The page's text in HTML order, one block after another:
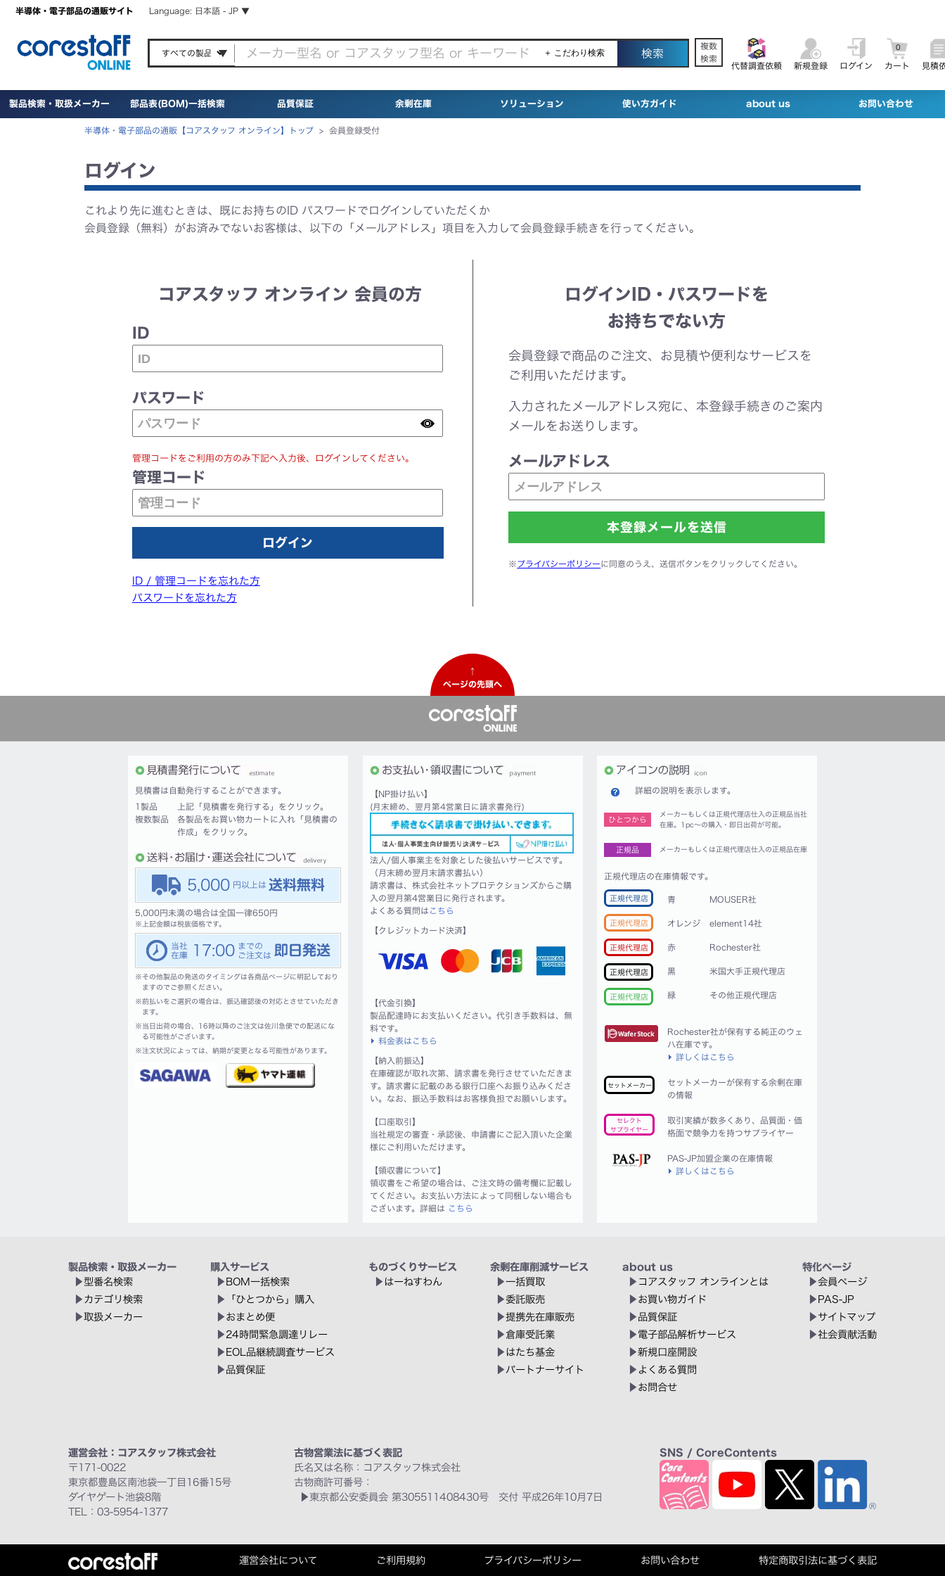
半導体・電子部品の通販サイト Language: 日本語 - JP ▼
＋ こだわり検索
複数
検索
代替調査依頼
新規登録 ログイン カート
0
見積
製品検索・取扱メーカー 部品表(BOM)一括検索 品質保証 余剰在庫 ソリューション 使い方ガイド about us お問い合わせ
半導体・電子部品の通販【コアスタッフ オンライン】トップ > 会員登録受付
ログイン
これより先に進むときは、既にお持ちのID パスワードでログインしていただくか
会員登録（無料）がお済みでないお客様は、以下の「メールアドレス」項目を入力して会員登録手続きを行ってください。
コアスタッフ オンライン 会員の方
ID
パスワード
管理コードをご利用の方のみ下記へ入力後、ログインしてください。
管理コード
ID / 管理コードを忘れた方
パスワードを忘れた方
ログインID・パスワードを
お持ちでない方
会員登録で商品のご注文、お見積や便利なサービスを
ご利用いただけます。
入力されたメールアドレス宛に、本登録手続きのご案内
メールをお送りします。
メールアドレス
※プライバシーポリシーに同意のうえ、送信ボタンをクリックしてください。
↑
ページの先頭へ
見積書は自動発行することができます。
1製品
上記「見積書を発行する」をクリック。
複数製品
各製品をお買い物カートに入れ「見積書の
作成」をクリック。
5,000
5,000円未満の場合は全国一律650円
※ 上記金額は税抜価格です。
17:00
※その他製品の発送のタイミングは各商品ページに明記しており
ますのでご参照ください。
※前払いをご選択の場合は、振込確認後の対応とさせていただき
ます。
※ 当日出荷の場合、16時以降のご注文は佐川急便での配送にな
る可能性がございます。
※注文状況によっては、納期が変更となる可能性があります。
【NP掛け払い】
(月末締め、翌月第4営業日に請求書発行)
法人/個人事業主を対象とした後払いサービスです。
（月末締め翌月末請求書払い）
請求書は、株式会社ネットプロテクションズからご購
入の翌月第4営業日に発行されます。
よくある質問は こちら
【クレジットカード決済】
【代金引換】
製品配達時にお支払いください。代引き手数料は、無
料です。
料金表はこちら
【納入前振込】
在庫確認が取れ次第、請求書を発行させていただきま
す。請求書に記載のある銀行口座へお振り込みくださ
い。なお、振込手数料はお客様負担でお願いします。
【口座取引】
当社規定の審査・承認後、申請書にご記入頂いた企業
様にご利用いただけます。
【領収書について】
領収書をご希望の場合は、ご注文時の備考欄に記載し
てください。お支払い方法によって同梱しない場合も
ございます。詳細は こちら
詳細の説明を表示します。
ひとつから
メーカーもしくは正規代理店仕入の正規品当社
在庫。1pc〜の購入・即日出荷が可能。
正規品 メーカーもしくは正規代理店仕入の正規品在庫
正規代理店の在庫情報です。
正規代理店
正規代理店
正規代理店
正規代理店
正規代理店
青 MOUSER社
オレンジ element14社
赤 Rochester社
黒 米国大手正規代理店
緑 その他正規代理店
Rochester社が保有する純正のウェ
ハ在庫です。
詳しくはこちら
セットメーカー
セットメーカーが保有する余剰在庫
の情報
セレクト
サプライヤー
取引実績が数多くあり、品質面・価
格面で競争力を持つサプライヤー
PAS-JP加盟企業の在庫情報
詳しくはこちら
製品検索・取扱メーカー
型番名検索
カテゴリ検索
取扱メーカー
購入サービス
BOM一括検索
「ひとつから」購入
おまとめ便
24時間緊急調達リレー
EOL品継続調査サービス
品質保証
ものづくりサービス
はーねすわん
余剰在庫削減サービス
一括買取
委託販売
提携先在庫販売
倉庫受託業
はたち基金
パートナーサイト
about us
コアスタッフ オンラインとは
お買い物ガイド
品質保証
電子部品解析サービス
新規口座開設
よくある質問
お問合せ
特化ページ
会員ページ
PAS-JP
サイトマップ
社会貢献活動
運営会社：コアスタッフ株式会社
〒171-0022
東京都豊島区南池袋一丁目16番15号
ダイヤゲート池袋8階
TEL：03-5954-1377
古物営業法に基づく表記
氏名又は名称：コアスタッフ株式会社
古物商許可番号：
東京都公安委員会 第305511408430号 交付 平成26年10月7日
SNS / CoreContents
運営会社について ご利用規約 プライバシーポリシー お問い合わせ 特定商取引法に基づく表記